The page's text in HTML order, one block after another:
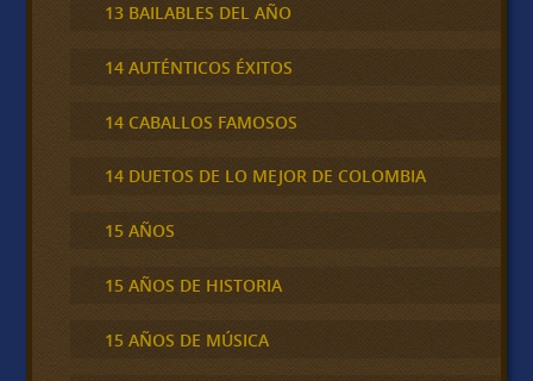
13 BAILABLES DEL AÑO
14 AUTÉNTICOS ÉXITOS
14 CABALLOS FAMOSOS
14 DUETOS DE LO MEJOR DE COLOMBIA
15 AÑOS
15 AÑOS DE HISTORIA
15 AÑOS DE MÚSICA